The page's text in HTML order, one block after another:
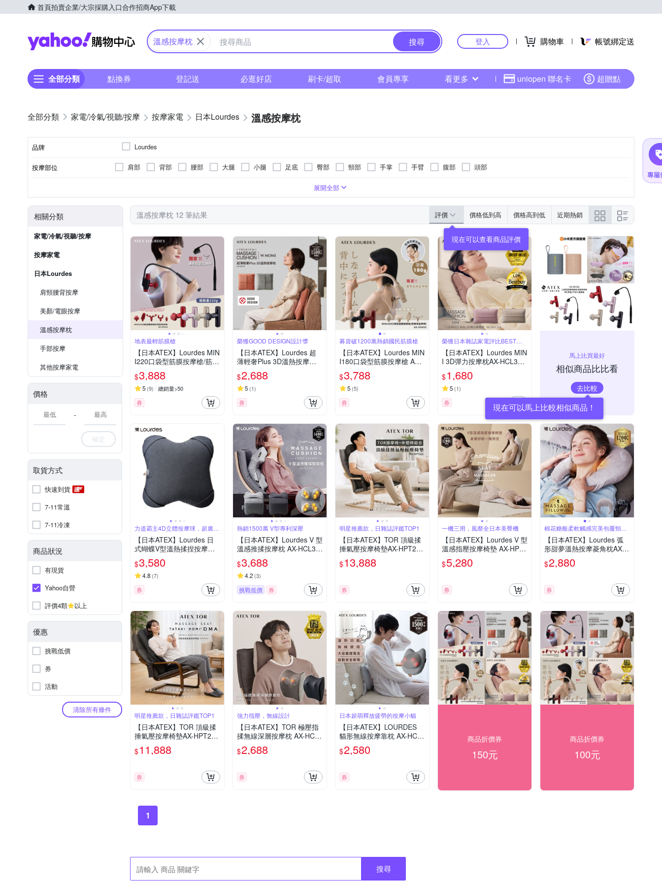
首頁拍賣企業/大宗採購入口合作招商App下載
Yahoo購物中心
溫感按摩枕 搜尋 登入 購物車 帳號綁定送
全部分類 點換券 登記送 必逛好店 刷卡/超取 會員專享 看更多 uniopen 聯名卡 超贈點
家電/冷氣/視聽/按摩 按摩家電 日本Lourdes 溫感按摩枕
品牌 Lourdes
按摩部位 肩部 背部 腰部 大腿 小腿 足底 臀部 頸部 手掌 手臂 腹部 頭部
展開全部
相關分類
家電/冷氣/視聽/按摩
按摩家電
日本Lourdes
肩頸腰背按摩
美顏/電眼按摩
溫感按摩枕
手部按摩
其他按摩家電
價格
-
確定
取貨方式
快速到貨
7-11常溫
7-11冷凍
商品狀況
有現貨
Yahoo自營
評價4顆
以上
優惠
挑戰低價
券
活動
清除所有條件
溫感按摩枕 12 筆結果 評價 價格低到高 價格高到低 近期熱銷
現在可以查看商品評價
地表最輕筋膜槍
【日本ATEX】Lourdes MIN
I220口袋型筋膜按摩槍/筋膜
槍(附肩背伸縮桿) -4色任選
$3,888
5 (9) 總銷量>50
券
榮獲GOOD DESIGN設計獎
【日本ATEX】Lourdes 超
薄輕奢Plus 3D溫熱按摩枕 A
X-HC319 (橙棕色/霧灰色)
$2,688
5 (1)
券
募資破1200萬熱銷國民筋膜槍
【日本ATEX】Lourdes MIN
I180口袋型筋膜按摩槍 AX-
HX450 (附肩背伸縮桿)-3色
任選
$3,788
5 (5)
券
榮獲日本雜誌家電評比BEST
BUY
【日本ATEX】Lourdes MIN
I 3D彈力按摩枕AX-HCL318
(野莓裸粉/奶茶栗色)
$1,680
5 (1)
券
馬上比買最好
相似商品比比看
去比較
現在可以馬上比較相似商品！
力道霸主4D立體按摩球，超廣角
8手指壓感
【日本ATEX】Lourdes 日
式蝴蝶V型溫熱揉捏按摩抱
枕AX-HCL288
$3,580
4.8 (7)
券
熱銷1500萬 V型專利深壓
【日本ATEX】Lourdes V 型
溫感推揉按摩枕 AX-HCL34
8 (亞麻灰/太空黑)
$3,688
4.2 (3)
挑戰低價 券
明星推薦款，日雜誌評鑑TOP1
【日本ATEX】TOR 頂級揉
捶氣壓按摩椅墊AX-HPT221
(檀木黑/亞麻灰) 含休閒椅
$13,888
券
一機三用，風靡全日本美臀機
【日本ATEX】Lourdes V 型
溫感指壓按摩椅墊 AX-HPL3
68 (煙燻灰/奶霜杏)
$5,280
券
棉花糖般柔軟觸感完美包覆頸部
釋放壓力
【日本ATEX】Lourdes 弧
形甜夢溫熱按摩菱角枕AX-H
XL391 (二色)
$2,880
券
明星推薦款，日雜誌評鑑TOP1
【日本ATEX】TOR 頂級揉
捶氣壓按摩椅墊AX-HPT221
(檀木黑/亞麻灰)
$11,888
券
強力指壓，無線設計
【日本ATEX】TOR 極壓指
揉無線深層按摩枕 AX-HC13
1 (墨煙灰/摩卡米)
$2,688
券
日本超萌釋放疲勞的按摩小貓
【日本ATEX】LOURDES
貓形無線按摩靠枕 AX-HC14
0 (充電式無線使用/貓咪造
型)
$2,580
券
商品折價券
150元
商品折價券
100元
1
搜尋